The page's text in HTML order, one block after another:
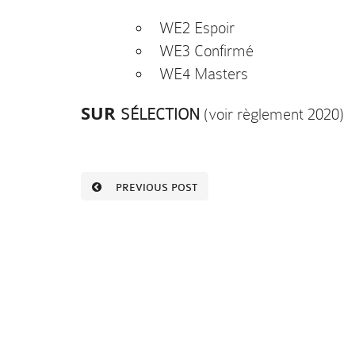
WE2 Espoir
WE3 Confirmé
WE4 Masters
SUR SÉLECTION (voir règlement 2020)
PREVIOUS POST